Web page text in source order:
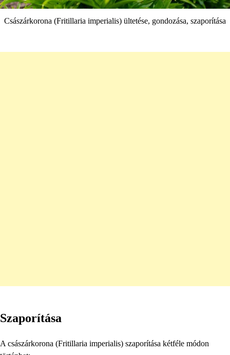
Császárkorona (Fritillaria imperialis) ültetése, gondozása, szaporítása
Szaporítása
A császárkorona (Fritillaria imperialis) szaporítása kétféle módon